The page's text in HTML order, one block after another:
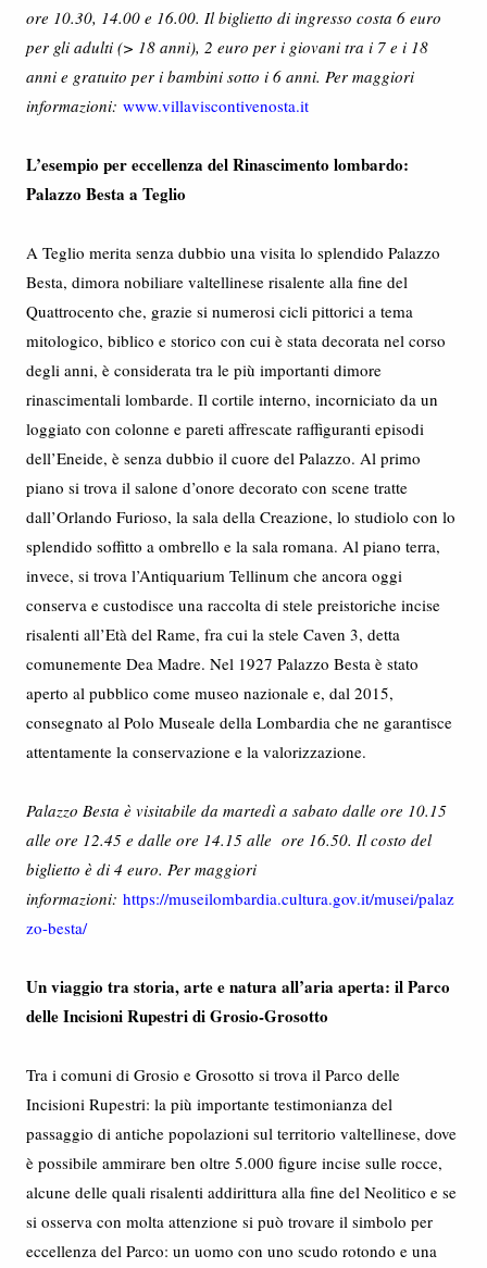
ore 10.30, 14.00 e 16.00. Il biglietto di ingresso costa 6 euro
per gli adulti (> 18 anni), 2 euro per i giovani tra i 7 e i 18
anni e gratuito per i bambini sotto i 6 anni. Per maggiori
informazioni: www.villaviscontivenosta.it
L’esempio per eccellenza del Rinascimento lombardo:
Palazzo Besta a Teglio
A Teglio merita senza dubbio una visita lo splendido Palazzo
Besta, dimora nobiliare valtellinese risalente alla fine del
Quattrocento che, grazie si numerosi cicli pittorici a tema
mitologico, biblico e storico con cui è stata decorata nel corso
degli anni, è considerata tra le più importanti dimore
rinascimentali lombarde. Il cortile interno, incorniciato da un
loggiato con colonne e pareti affrescate raffiguranti episodi
dell’Eneide, è senza dubbio il cuore del Palazzo. Al primo
piano si trova il salone d’onore decorato con scene tratte
dall’Orlando Furioso, la sala della Creazione, lo studiolo con lo
splendido soffitto a ombrello e la sala romana. Al piano terra,
invece, si trova l’Antiquarium Tellinum che ancora oggi
conserva e custodisce una raccolta di stele preistoriche incise
risalenti all’Età del Rame, fra cui la stele Caven 3, detta
comunemente Dea Madre. Nel 1927 Palazzo Besta è stato
aperto al pubblico come museo nazionale e, dal 2015,
consegnato al Polo Museale della Lombardia che ne garantisce
attentamente la conservazione e la valorizzazione.
Palazzo Besta è visitabile da martedì a sabato dalle ore 10.15
alle ore 12.45 e dalle ore 14.15 alle ore 16.50. Il costo del
biglietto è di 4 euro. Per maggiori
informazioni: https://museilombardia.cultura.gov.it/musei/palaz
zo-besta/
Un viaggio tra storia, arte e natura all’aria aperta: il Parco
delle Incisioni Rupestri di Grosio-Grosotto
Tra i comuni di Grosio e Grosotto si trova il Parco delle
Incisioni Rupestri: la più importante testimonianza del
passaggio di antiche popolazioni sul territorio valtellinese, dove
è possibile ammirare ben oltre 5.000 figure incise sulle rocce,
alcune delle quali risalenti addirittura alla fine del Neolitico e se
si osserva con molta attenzione si può trovare il simbolo per
eccellenza del Parco: un uomo con uno scudo rotondo e una